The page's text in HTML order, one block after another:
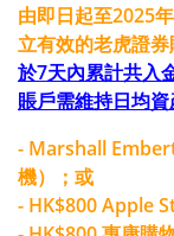
由即日起至2025
立有效的老虎證券
於7天內累計共入
賬戶需維持日均
- Marshall
機）；或
- HK$800 Apple